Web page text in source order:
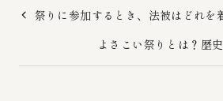
祭りに参加するとき、法被はどれを
よさこい祭りとは？歴